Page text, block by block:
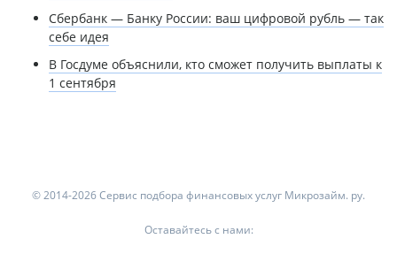
Сбербанк — Банку России: ваш цифровой рубль — так
себе идея
В Госдуме объяснили, кто сможет получить выплаты к
1 сентября
© 2014-2026 Сервис подбора финансовых услуг Микрозайм. ру.
Оставайтесь с нами: